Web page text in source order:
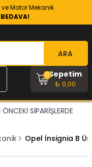
ve Motor Mekanik
ARA
Sepetim
₺ 0,00
0
SİPARİŞLERDE
Opel İnsignia B